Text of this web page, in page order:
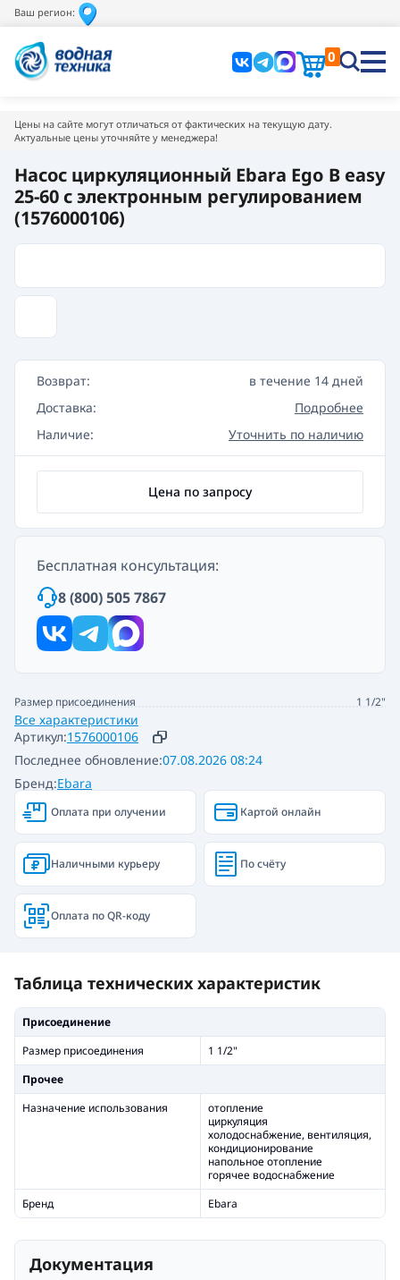
Ваш регион:
0
Цены на сайте могут отличаться от фактических на текущую дату.
Актуальные цены уточняйте у менеджера!
Насос циркуляционный Ebara Ego B easy
25-60 с электронным регулированием
(1576000106)
Артикул:1576000106
Бренд:Ebara
Последнее обновление:07.08.2026 08:24
Размер присоединения 1 1/2"
Все характеристики
Возврат:
в течение 14 дней
Доставка:
Подробнее
Наличие:
Уточнить по наличию
Цена по запросу
Бесплатная консультация:
8 (800) 505 7867
Оплата при олучении Картой онлайн
Наличными курьеру По счёту
Оплата по QR-коду
Таблица технических характеристик
Присоединение
Размер присоединения
1 1/2"
Прочее
Назначение использования
отопление
циркуляция
холодоснабжение, вентиляция,
кондиционирование
напольное отопление
горячее водоснабжение
Бренд
Ebara
Документация